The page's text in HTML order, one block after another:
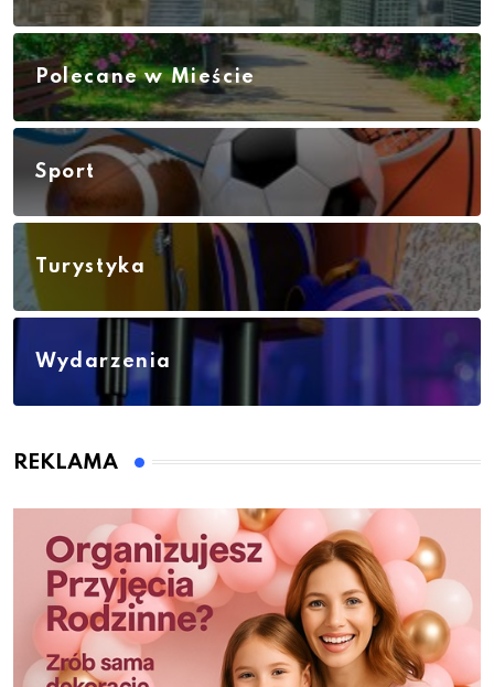
Polecane w Mieście
Sport
Turystyka
Wydarzenia
REKLAMA